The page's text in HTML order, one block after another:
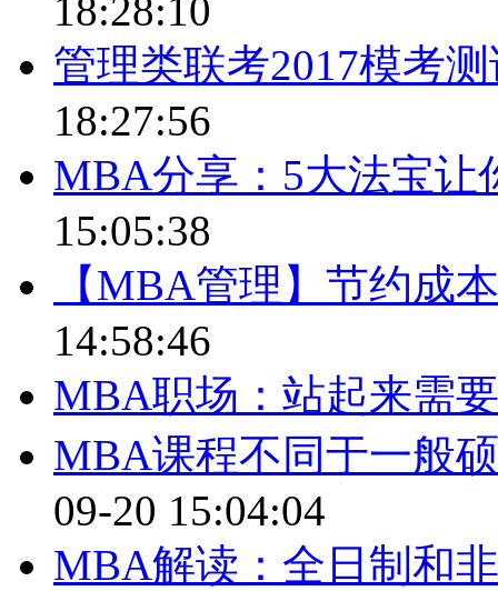
18:28:10
管理类联考2017模考
18:27:56
MBA分享：5大法宝让
15:05:38
【MBA管理】节约成
14:58:46
MBA职场：站起来需
MBA课程不同于一般
09-20 15:04:04
MBA解读：全日制和